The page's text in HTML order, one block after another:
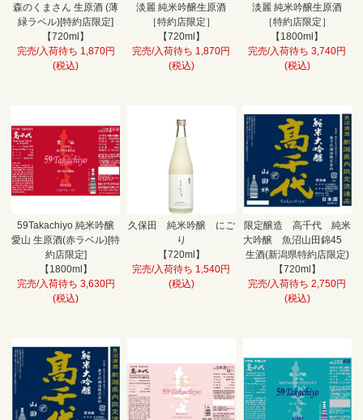
森のくまさん 生原酒 (薄
緑ラベル)[特約店限定]
【720ml】
完売/入荷待ち 1,870円
(税込)
淡麗 純米吟醸生原酒
［特約店限定］
【720ml】
完売/入荷待ち 1,870円
(税込)
淡麗 純米吟醸生原酒
［特約店限定］
【1800ml】
完売/入荷待ち 3,740円
(税込)
59Takachiyo 純米吟醸
愛山 生原酒(赤ラベル)[特
約店限定]
【1800ml】
完売/入荷待ち 3,630円
(税込)
久保田 純米吟醸 にご
り
【720ml】
完売/入荷待ち 1,540円
(税込)
限定醸造 高千代 純米
大吟醸 魚沼山田錦45
生酒(新潟県特約店限定)
【720ml】
完売/入荷待ち 2,750円
(税込)